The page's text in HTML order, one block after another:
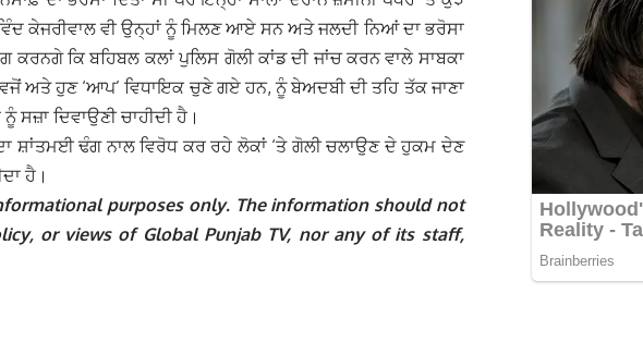
ਕੇਜਰੀਵਾਲ ਵੀ ਉਨ੍ਹਾਂ ਨੂੰ ਮਿਲਣ ਆਏ ਸਨ ਅਤੇ ਜਲਦੀ ਨਿਆਂ ਦਾ ਭਰੋਸਾ
ਕਰਨਗੇ ਕਿ ਬਹਿਬਲ ਕਲਾਂ ਪੁਲਿਸ ਗੋਲੀ ਕਾਂਡ ਦੀ ਜਾਂਚ ਕਰਨ ਵਾਲੇ ਸਾਬਕਾ
ਅਤੇ ਹੁਣ ‘ਆਪ’ ਵਿਧਾਇਕ ਚੁਣੇ ਗਏ ਹਨ, ਨੂੰ ਬੇਅਦਬੀ ਦੀ ਤਹਿ ਤੱਕ ਜਾਣਾ
ਸਜ਼ਾ ਦਿਵਾਉਣੀ ਚਾਹੀਦੀ ਹੈ।
ਸ਼ਾਂਤਮਈ ਢੰਗ ਨਾਲ ਵਿਰੋਧ ਕਰ ਰਹੇ ਲੋਕਾਂ ‘ਤੇ ਗੋਲੀ ਚਲਾਉਣ ਦੇ ਹੁਕਮ ਦੇਣ
ਹੈ।
purposes only. The information should not
or views of Global Punjab TV, nor any of its staff,